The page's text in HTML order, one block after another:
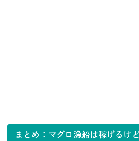
まとめ：マグロ漁船は稼げるけ